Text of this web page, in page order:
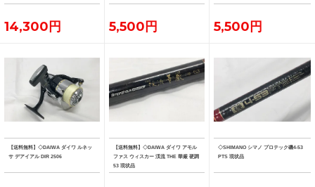
14,300円 5,500円 5,500円
【送料無料】◇DAIWA ダイワ ルネッ
サ デアイアル DIR 2506
【送料無料】◇DAIWA ダイワ アモル
ファス ウィスカー 渓流 THE 華厳 硬調
53 現状品
◇SHIMANO シマノ プロテック磯4-53
PTS 現状品